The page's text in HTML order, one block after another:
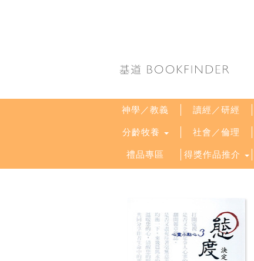
神學／教義 讀經／研經
分齡牧養 社會／倫理
禮品專區 得獎作品推介